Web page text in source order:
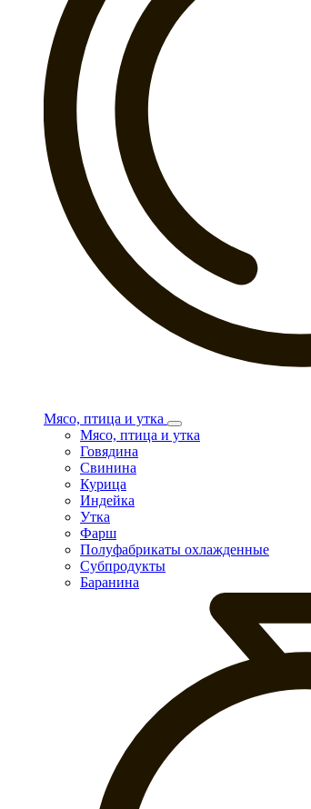
Мясо, птица и утка
Мясо, птица и утка
Говядина
Свинина
Курица
Индейка
Утка
Фарш
Полуфабрикаты охлажденные
Субпродукты
Баранина